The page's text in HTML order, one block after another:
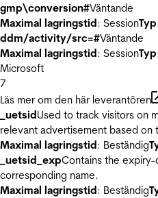
gmp\conversion#Väntande
Maximal lagringstid: SessionTyp
ddm/activity/src=#Väntande
Maximal lagringstid: SessionTyp
Microsoft
7
Läs mer om den här leverantören
_uetsidUsed to track visitors on
relevant advertisement based on
Maximal lagringstid: Beständig
_uetsid_expContains the
corresponding name.
Maximal lagringstid: Beständig